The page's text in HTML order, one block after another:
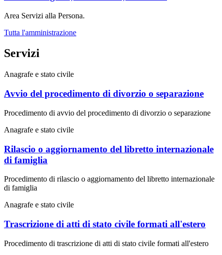
Area Servizi alla Persona.
Tutta l'amministrazione
Servizi
Anagrafe e stato civile
Avvio del procedimento di divorzio o separazione
Procedimento di avvio del procedimento di divorzio o separazione
Anagrafe e stato civile
Rilascio o aggiornamento del libretto internazionale
di famiglia
Procedimento di rilascio o aggiornamento del libretto internazionale
di famiglia
Anagrafe e stato civile
Trascrizione di atti di stato civile formati all'estero
Procedimento di trascrizione di atti di stato civile formati all'estero